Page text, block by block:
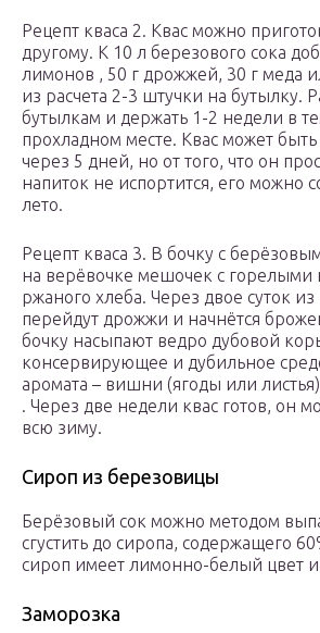
Рецепт кваса 2. Квас можно
другому. К 10 л березового сока
лимонов , 50 г дрожжей, 30 г меда
из расчета 2-3 штучки на бутылку.
бутылкам и держать 1-2 недели в
прохладном месте. Квас может быть
через 5 дней, но от того, что он
напиток не испортится, его можно
лето.
Рецепт кваса 3. В бочку с
на верёвочке мешочек с горелыми
ржаного хлеба. Через двое суток из
перейдут дрожжи и начнётся
бочку насыпают ведро дубовой
консервирующее и дубильное
аромата – вишни (ягоды или
. Через две недели квас готов, он
всю зиму.
Сироп из березовицы
Берёзовый сок можно методом
сгустить до сиропа, содержащего
сироп имеет лимонно-белый цвет и
Заморозка